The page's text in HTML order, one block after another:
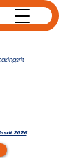
2026